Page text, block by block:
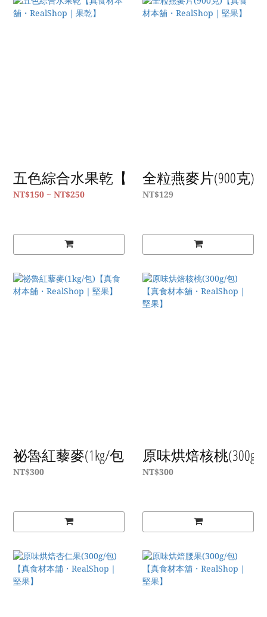
五色綜合水果乾【真食材本舖・RealShop
NT$150 ~ NT$250
全粒燕麥片(900克)
NT$129
祕魯紅藜麥(1kg/包)【真食材本舖・
NT$300
原味烘焙核桃(300g/
NT$300